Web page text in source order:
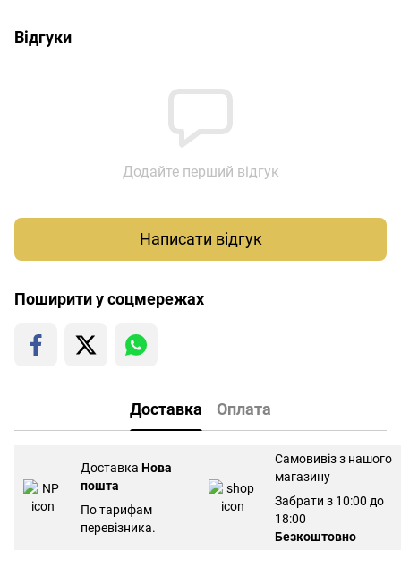
Відгуки
Додайте перший відгук
Написати відгук
Поширити у соцмережах
Доставка Оплата
Доставка Нова
пошта
По тарифам
перевізника.
Самовивіз з нашого
магазину
Забрати з 10:00 до
18:00
Безкоштовно